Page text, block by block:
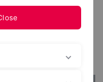
Lernplattform